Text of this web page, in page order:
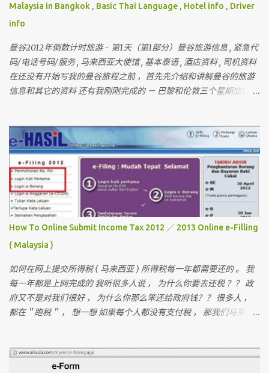
Malaysia in Bangkok , Basic Thai Language , Hotel info , Driver
info
曼谷2012年倒数计时旅游 - 第1天（第1部分）曼谷旅游信息 , 紧急代
码/电话号码/服务 , 马来西亚大使馆 , 基本泰语 , 酒店资料 , 司机资料
在还没有开始写我的曼谷旅程之前 ，首先先介绍和讲解曼谷的旅游
信息和其它的资料 还有我刚刚完成的 － 巴黎和伦敦三个星期旅行 ，
十六个人 。 这次是七个人 （ 包括我 ）但。。。对我来说 ， 这次是
最困难的一次 。 为什么？？？？ 看看相片先 。
How To Online Submit Income Tax 2012 ／ 2013 Online e-Filling
( Malaysia )
如何在网上提交所得税 ( 马来西亚 ) 所得税每一年都需要还的 。 我
每一年都是上网完成的 我听很多人说 ， 为什么你要去还税 ？？ 政
府又不是对我们很好 ， 为什么你那么笨还给政府钱？？ 很多人 ，
都在＂跑税＂ ， 想一想 如果每个人都没有支付税 ， 那我们马来西